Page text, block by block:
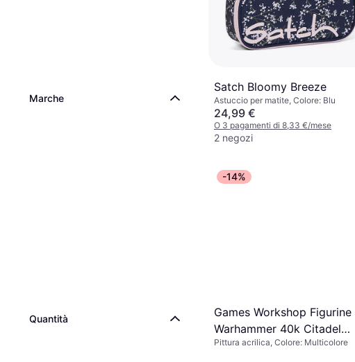
Marche
Quantità
Satch Bloomy Breeze
Astuccio per matite, Colore: Blu
24,99 €
O 3 pagamenti di 8,33 €/mese
2 negozi
-14%
Games Workshop Figurine
Warhammer 40k Citadel
Paint & Tools Multicolore
Pittura acrilica, Colore: Multicolore